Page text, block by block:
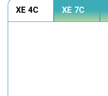
XE 4C XE 7C